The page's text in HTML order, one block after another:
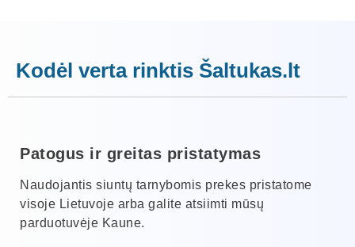
Kodėl verta rinktis Šaltukas.lt
Patogus ir greitas pristatymas
Naudojantis siuntų tarnybomis prekes pristatome
visoje Lietuvoje arba galite atsiimti mūsų
parduotuvėje Kaune.